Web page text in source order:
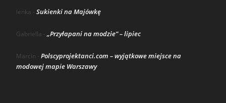
lenka - Sukienki na Majówkę
Gabriella - „Przyłapani na modzie” – lipiec
Marcin - Polscyprojektanci.com – wyjątkowe miejsce na
modowej mapie Warszawy